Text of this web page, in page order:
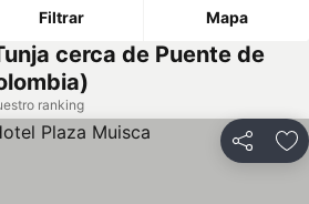
Filtrar Mapa
cerca de Puente de
ranking
Compartir